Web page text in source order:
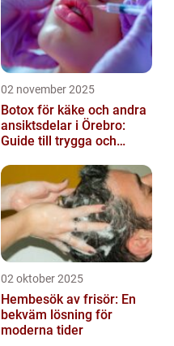
02 november 2025
Botox för käke och andra
ansiktsdelar i Örebro:
Guide till trygga och
02 oktober 2025
Hembesök av frisör: En
bekväm lösning för
moderna tider